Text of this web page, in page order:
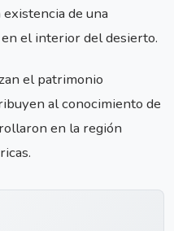
de una
el interior del desierto.
el patrimonio
al conocimiento de
en la región